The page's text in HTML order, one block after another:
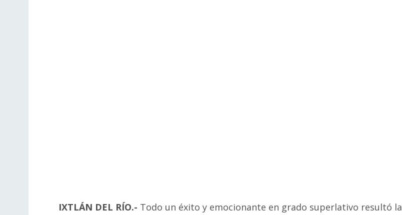
IXTLÁN DEL RÍO.- Todo un éxito y emocionante en grado superlativo resultó la